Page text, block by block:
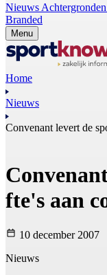
Nieuws Achtergronden
Branded
Menu
Home
Nieuws
Convenant levert de
fte's aan
10 december 2007
Nieuws